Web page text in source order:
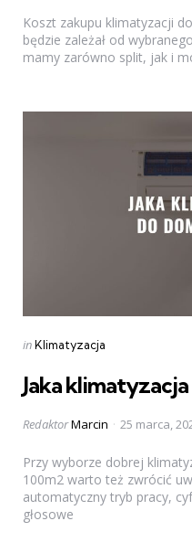
Koszt zakupu klimatyzacji
będzie zależał od
mamy zarówno split, jak i
Categories
Posted
inKlimatyzacja
Jaka
Posted
RedaktorMarcin 25 marca,
Przy wyborze dobrej
100m2 warto też zwrócić
automatyczny tryb pracy,
głosowe